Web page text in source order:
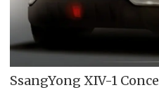
SsangYong XIV-1